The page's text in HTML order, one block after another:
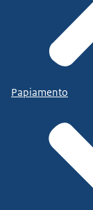
Papiamento